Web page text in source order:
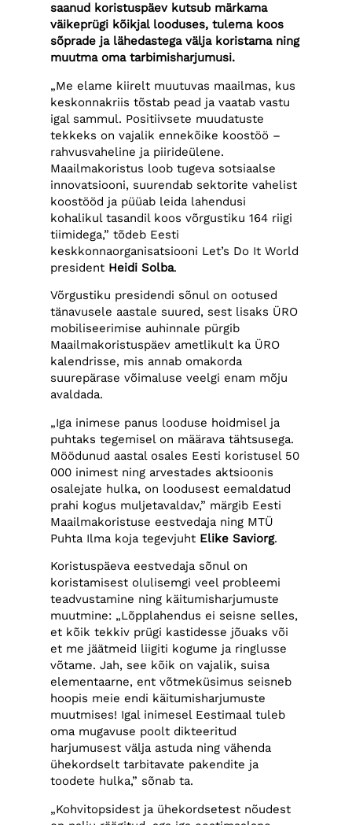
saanud koristuspäev kutsub märkama
väikeprügi kõikjal looduses, tulema koos
sõprade ja lähedastega välja koristama ning
muutma oma tarbimisharjumusi.
„Me elame kiirelt muutuvas maailmas, kus
keskonnakriis tõstab pead ja vaatab vastu
igal sammul. Positiivsete muudatuste
tekkeks on vajalik ennekõike koostöö –
rahvusvaheline ja piirideülene.
Maailmakoristus loob tugeva sotsiaalse
innovatsiooni, suurendab sektorite vahelist
koostööd ja püüab leida lahendusi
kohalikul tasandil koos võrgustiku 164 riigi
tiimidega,” tõdeb Eesti
keskkonnaorganisatsiooni Let’s Do It World
president Heidi Solba.
Võrgustiku presidendi sõnul on ootused
tänavusele aastale suured, sest lisaks ÜRO
mobiliseerimise auhinnale pürgib
Maailmakoristuspäev ametlikult ka ÜRO
kalendrisse, mis annab omakorda
suurepärase võimaluse veelgi enam mõju
avaldada.
„Iga inimese panus looduse hoidmisel ja
puhtaks tegemisel on määrava tähtsusega.
Möödunud aastal osales Eesti koristusel 50
000 inimest ning arvestades aktsioonis
osalejate hulka, on loodusest eemaldatud
prahi kogus muljetavaldav,” märgib Eesti
Maailmakoristuse eestvedaja ning MTÜ
Puhta Ilma koja tegevjuht Elike Saviorg.
Koristuspäeva eestvedaja sõnul on
koristamisest olulisemgi veel probleemi
teadvustamine ning käitumisharjumuste
muutmine: „Lõpplahendus ei seisne selles,
et kõik tekkiv prügi kastidesse jõuaks või
et me jäätmeid liigiti kogume ja ringlusse
võtame. Jah, see kõik on vajalik, suisa
elementaarne, ent võtmeküsimus seisneb
hoopis meie endi käitumisharjumuste
muutmises! Igal inimesel Eestimaal tuleb
oma mugavuse poolt dikteeritud
harjumusest välja astuda ning vähenda
ühekordselt tarbitavate pakendite ja
toodete hulka,” sõnab ta.
„Kohvitopsidest ja ühekordsetest nõudest